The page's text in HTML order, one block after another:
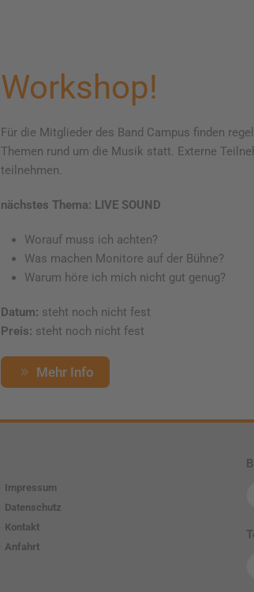
Workshop!
Für die Mitglieder des Band Campus finden
Themen rund um die Musik statt. Externe
teilnehmen.
nächstes Thema: LIVE SOUND
Worauf muss ich achten?
Was machen Monitore auf der Bühne?
Warum höre ich mich nicht gut genug?
Datum: steht noch nicht fest
Preis: steht noch nicht fest
Mehr Info
Impressum
Datenschutz
Kontakt
Anfahrt